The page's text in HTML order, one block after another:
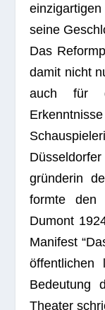
seine
Das
damit nicht
auch für
grün­de­rin
formte den
Dumont
Mani­fest
Bedeu­tung
Thea­ter